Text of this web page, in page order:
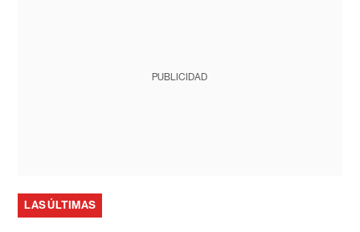
PUBLICIDAD
LAS ÚLTIMAS